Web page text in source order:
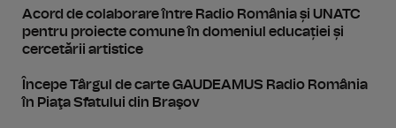
Acord de colaborare între Radio România și UNATC
pentru proiecte comune în domeniul educației și
cercetării artistice
Începe Târgul de carte GAUDEAMUS Radio România
în Piaţa Sfatului din Braşov